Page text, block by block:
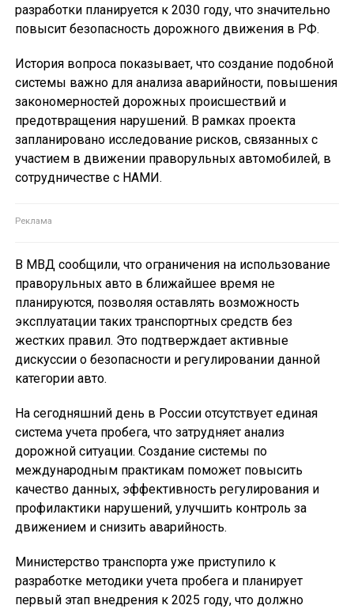
разработки планируется к 2030 году, что значительно
повысит безопасность дорожного движения в РФ.
История вопроса показывает, что создание подобной
системы важно для анализа аварийности, повышения
закономерностей дорожных происшествий и
предотвращения нарушений. В рамках проекта
запланировано исследование рисков, связанных с
участием в движении праворульных автомобилей, в
сотрудничестве с НАМИ.
В МВД сообщили, что ограничения на использование
праворульных авто в ближайшее время не
планируются, позволяя оставлять возможность
эксплуатации таких транспортных средств без
жестких правил. Это подтверждает активные
дискуссии о безопасности и регулировании данной
категории авто.
На сегодняшний день в России отсутствует единая
система учета пробега, что затрудняет анализ
дорожной ситуации. Создание системы по
международным практикам поможет повысить
качество данных, эффективность регулирования и
профилактики нарушений, улучшить контроль за
движением и снизить аварийность.
Министерство транспорта уже приступило к
разработке методики учета пробега и планирует
первый этап внедрения к 2025 году, что должно